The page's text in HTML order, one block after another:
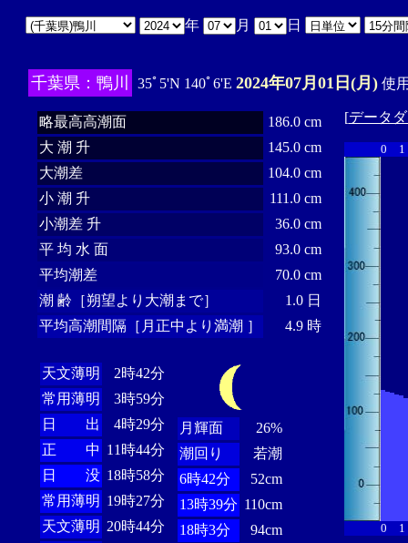
年 月 日
千葉県：鴨川 35ﾟ5'N 140ﾟ6'E 2024年07月01日(月)使
略最高高潮面
186.0 cm
大 潮 升
145.0 cm
大潮差
104.0 cm
小 潮 升
111.0 cm
小潮差 升
36.0 cm
平 均 水 面
93.0 cm
平均潮差
70.0 cm
潮 齢［朔望より大潮まで］
1.0 日
平均高潮間隔［月正中より満潮 ］
4.9 時
天文薄明
2時42分
常用薄明
3時59分
日 出
4時29分
正 中 11時44分
日 没 18時58分
常用薄明 19時27分
天文薄明 20時44分
月輝面
26%
潮回り
若潮
6時42分
52cm
13時39分 110cm
18時3分
94cm
[データ
0 1
0 1